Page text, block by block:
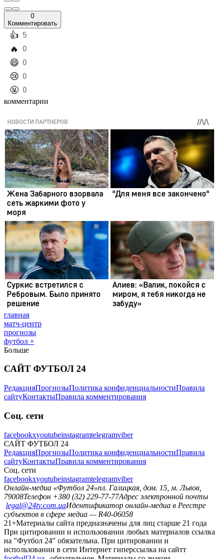
0
Комментировать
️👍 5
️🔥 0
️😄 0
️😢 0
️🤬 0
комментарии
главная
матч-центр
прогнозы
футбол +
Больше
САЙТ ФУТБОЛ 24
РедакцияПрогнозыПолитика конфиденциальностиПравила
сайтуКонтактыПравила комментирования
Соц. сети
facebookxyoutubeinstagramtelegramviber
САЙТ ФУТБОЛ 24
РедакцияПрогнозыПолитика конфиденциальностиПравила
сайтуКонтактыПравила комментирования
Соц. сети
facebookxyoutubeinstagramtelegramviber
Онлайн-медиа «Футбол 24»пл. Галицкая, дом. 15, м. Львов,
79008Телефон +380 (32) 229-77-77Адрес электронной почты
legal@24tv.com.uaИдентификатор онлайн-медиа в Реестре
субъектов в сфере медиа — R40-06058
21+Материалы сайта предназначены для лиц старше 21 года
При цитировании и использовании любых материалов ссылка
на "Футбол 24" обязательна. При цитировании и
использовании в сети Интернет гиперссылка на сайтт